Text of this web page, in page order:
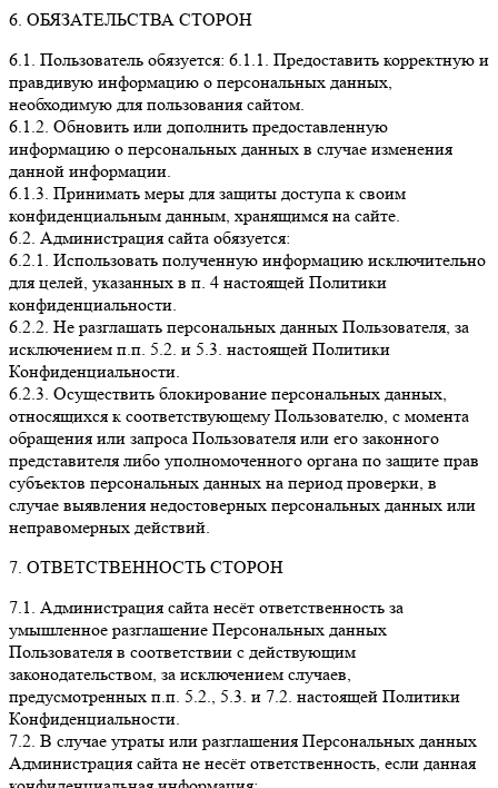
6. ОБЯЗАТЕЛЬСТВА СТОРОН
6.1. Пользователь обязуется: 6.1.1. Предоставить корректную и
правдивую информацию о персональных данных,
необходимую для пользования сайтом.
6.1.2. Обновить или дополнить предоставленную
информацию о персональных данных в случае изменения
данной информации.
6.1.3. Принимать меры для защиты доступа к своим
конфиденциальным данным, хранящимся на сайте.
6.2. Администрация сайта обязуется:
6.2.1. Использовать полученную информацию исключительно
для целей, указанных в п. 4 настоящей Политики
конфиденциальности.
6.2.2. Не разглашать персональных данных Пользователя, за
исключением п.п. 5.2. и 5.3. настоящей Политики
Конфиденциальности.
6.2.3. Осуществить блокирование персональных данных,
относящихся к соответствующему Пользователю, с момента
обращения или запроса Пользователя или его законного
представителя либо уполномоченного органа по защите прав
субъектов персональных данных на период проверки, в
случае выявления недостоверных персональных данных или
неправомерных действий.
7. ОТВЕТСТВЕННОСТЬ СТОРОН
7.1. Администрация сайта несёт ответственность за
умышленное разглашение Персональных данных
Пользователя в соответствии с действующим
законодательством, за исключением случаев,
предусмотренных п.п. 5.2., 5.3. и 7.2. настоящей Политики
Конфиденциальности.
7.2. В случае утраты или разглашения Персональных данных
Администрация сайта не несёт ответственность, если данная